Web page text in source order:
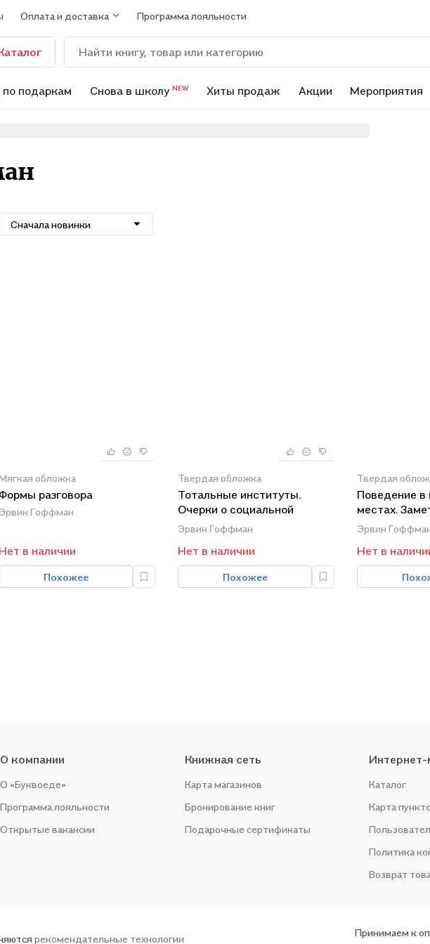
Оплата и доставка Программа лояльности
по подаркам Снова в школу NEW Хиты продаж Акции Мероприятия
Сначала новинки
обложка
Формы разговора
Эрвин Гоффман
Нет в наличии
Похожее
Твердая обложка
Тотальные институты.
Очерки о социальной
ситуации психически
больных пациентов и прочих
постояльцев закрытых
учреждений
Эрвин Гоффман
Нет в наличии
Похожее
Твердая
Поведение в
местах.
социальной
сборищ
Эрвин
Нет в
О компании
О «Буквоеде»
Программа лояльности
Открытые вакансии
Книжная сеть
Карта магазинов
Бронирование книг
Подарочные сертификаты
Интернет-
Каталог
Карта
Политика
Возврат
рекомендательные технологии
Принимаем к